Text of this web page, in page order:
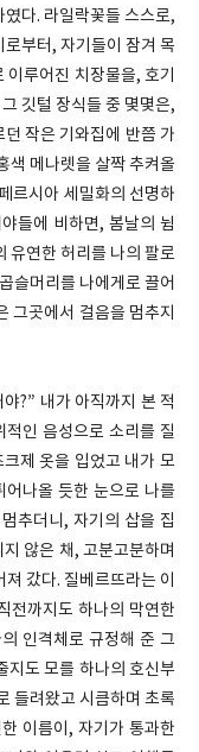
다. 라일락꽃들 스스로,
부터, 자기들이 잠겨 목
루어진 치장물을, 호기
깃털 장식들 중 몇몇은,
작은 기와집에 반쯤 가
색 메나렛을 살짝 추켜올
르시아 세밀화의 선명하
들에 비하면, 봄날의 뉨
유연한 허리를 나의 팔로
슬머리를 나에게로 끌어
그곳에서 걸음을 멈추지
?” 내가 아직까지 본 적
인 음성으로 소리를 질
제 옷을 입었고 내가 모
나올 듯한 눈으로 나를
추더니, 자기의 삽을 집
않은 채, 고분고분하며
갔다. 질베르뜨라는 이
전까지도 하나의 막연한
인격체로 규정해 준 그
지도 모를 하나의 호신부
들려왔고 시큼하며 초록
이름이, 자기가 통과한